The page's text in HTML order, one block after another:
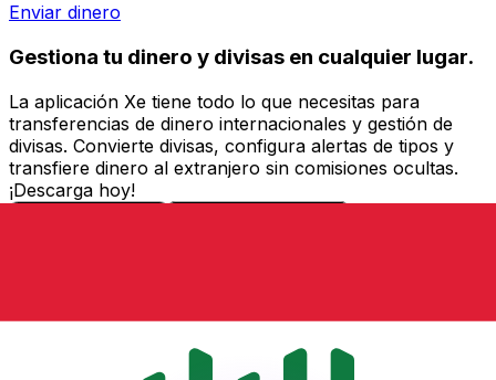
Enviar dinero
Gestiona tu dinero y divisas en cualquier lugar.
La aplicación Xe tiene todo lo que necesitas para
transferencias de dinero internacionales y gestión de
divisas. Convierte divisas, configura alertas de tipos y
transfiere dinero al extranjero sin comisiones ocultas.
¡Descarga hoy!